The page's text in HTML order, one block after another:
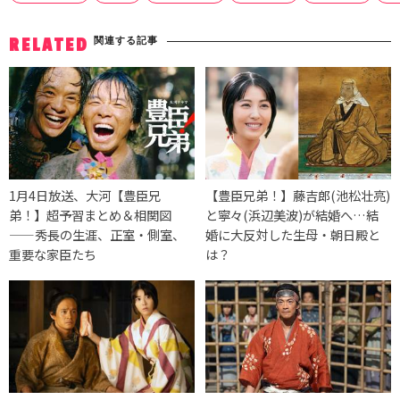
RELATED 関連する記事
1月4日放送、大河【豊臣兄
弟！】超予習まとめ＆相関図
——秀長の生涯、正室・側室、
重要な家臣たち
【豊臣兄弟！】藤吉郎(池松壮亮)
と寧々(浜辺美波)が結婚へ…結
婚に大反対した生母・朝日殿と
は？